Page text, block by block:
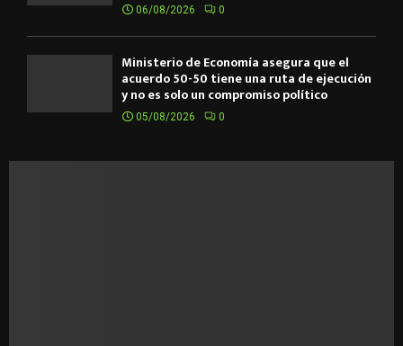
06/08/2026 0
Ministerio de Economía asegura que el
acuerdo 50-50 tiene una ruta de ejecución
y no es solo un compromiso político
05/08/2026 0